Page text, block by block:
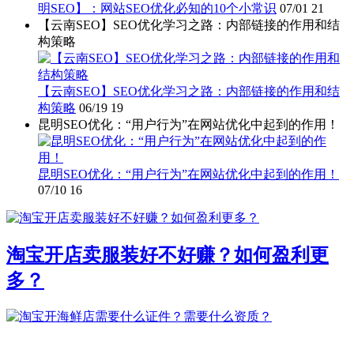
明SEO】：网站SEO优化必知的10个小常识 07/01 21
【云南SEO】SEO优化学习之路：内部链接的作用和结
构策略
【云南SEO】SEO优化学习之路：内部链接的作用和结
构策略 06/19 19
昆明SEO优化：“用户行为”在网站优化中起到的作用！
昆明SEO优化：“用户行为”在网站优化中起到的作用！
07/10 16
淘宝开店卖服装好不好赚？如何盈利更
多？